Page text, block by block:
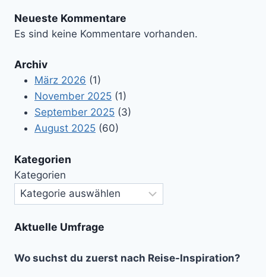
Neueste Kommentare
Es sind keine Kommentare vorhanden.
Archiv
März 2026 (1)
November 2025 (1)
September 2025 (3)
August 2025 (60)
Kategorien
Kategorien
Aktuelle Umfrage
Wo suchst du zuerst nach Reise-Inspiration?